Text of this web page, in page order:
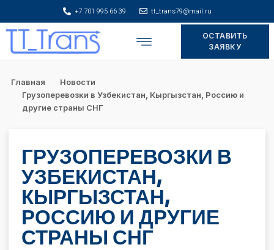
+7 701 995 66 39 tt_trans79@mail.ru
ОСТАВИТЬ
ЗАЯВКУ
Главная
Новости
Грузоперевозки в Узбекистан, Кыргызстан, Россию и
другие страны СНГ
ГРУЗОПЕРЕВОЗКИ В
УЗБЕКИСТАН,
КЫРГЫЗСТАН,
РОССИЮ И ДРУГИЕ
СТРАНЫ СНГ